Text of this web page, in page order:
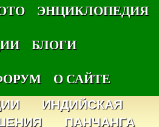
ЭНЦИКЛОПЕДИЯ
БЛОГИ
О САЙТЕ
ИНДИЙСКАЯ
ПАНЧАНГА